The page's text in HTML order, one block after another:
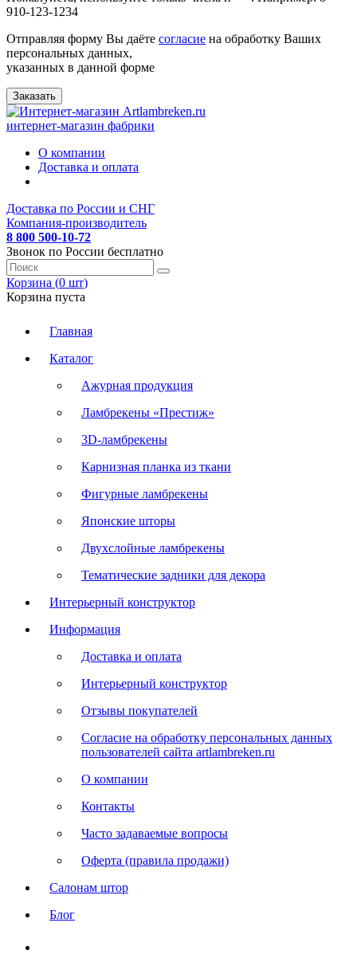
910-123-1234
Отправляя форму Вы даёте согласие на обработку Ваших
персональных данных,
указанных в данной форме
Заказать
интернет-магазин фабрики
О компании
Доставка и оплата
Доставка по России и СНГ
Компания-производитель
8 800 500-10-72
Звонок по России бесплатно
Корзина (0 шт)
Корзина пуста
Главная
Каталог
Ажурная продукция
Ламбрекены «Престиж»
3D-ламбрекены
Карнизная планка из ткани
Фигурные ламбрекены
Японские шторы
Двухслойные ламбрекены
Тематические задники для декора
Интерьерный конструктор
Информация
Доставка и оплата
Интерьерный конструктор
Отзывы покупателей
Согласие на обработку персональных данных
пользователей сайта artlambreken.ru
О компании
Контакты
Часто задаваемые вопросы
Оферта (правила продажи)
Салонам штор
Блог